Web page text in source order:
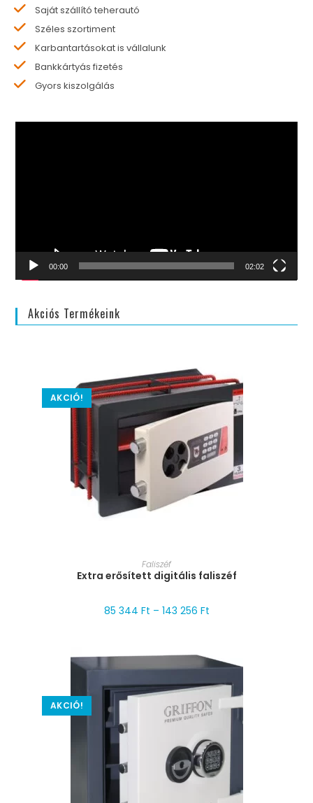
Saját szállító teherautó
Széles szortiment
Karbantartásokat is vállalunk
Bankkártyás fizetés
Gyors kiszolgálás
00:00 02:02
Akciós Termékeink
AKCIÓ!
MÉRET VÁLASZTÁSA
Faliszéf
Extra erősített digitális faliszéf
85 344 Ft – 143 256 Ft
AKCIÓ!